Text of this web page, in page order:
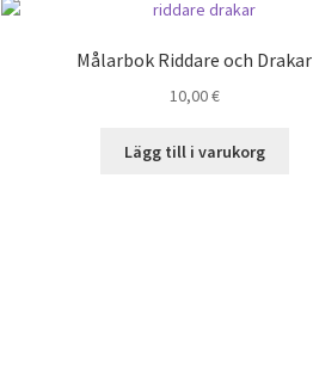
Målarbok Riddare och Drakar
10,00€
Lägg till i varukorg